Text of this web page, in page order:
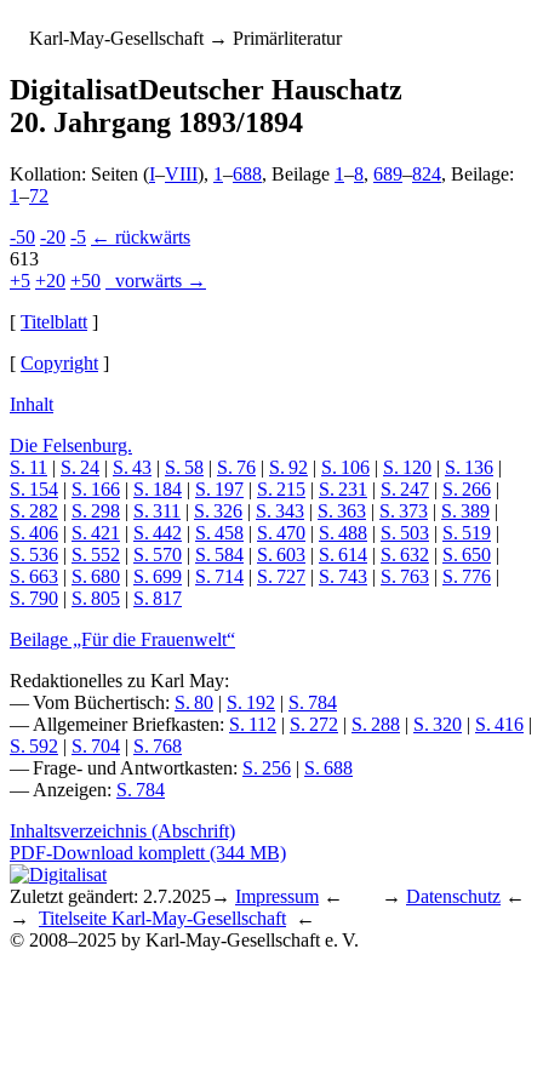
Karl-May-Gesellschaft → Primärliteratur
DigitalisatDeutscher Hauschatz
20. Jahrgang 1893/1894
Kollation: Seiten (I–VIII), 1–688, Beilage 1–8, 689–824, Beilage:
1–72
-50 -20 -5 ← rückwärts
613
+5 +20 +50
vorwärts →
[ Titelblatt ]
[ Copyright ]
Inhalt
Die Felsenburg.
S. 11 | S. 24 | S. 43 | S. 58 | S. 76 | S. 92 | S. 106 | S. 120 | S. 136 |
S. 154 | S. 166 | S. 184 | S. 197 | S. 215 | S. 231 | S. 247 | S. 266 |
S. 282 | S. 298 | S. 311 | S. 326 | S. 343 | S. 363 | S. 373 | S. 389 |
S. 406 | S. 421 | S. 442 | S. 458 | S. 470 | S. 488 | S. 503 | S. 519 |
S. 536 | S. 552 | S. 570 | S. 584 | S. 603 | S. 614 | S. 632 | S. 650 |
S. 663 | S. 680 | S. 699 | S. 714 | S. 727 | S. 743 | S. 763 | S. 776 |
S. 790 | S. 805 | S. 817
Beilage „Für die Frauenwelt“
Redaktionelles zu Karl May:
— Vom Büchertisch: S. 80 | S. 192 | S. 784
— Allgemeiner Briefkasten: S. 112 | S. 272 | S. 288 | S. 320 | S. 416 |
S. 592 | S. 704 | S. 768
— Frage- und Antwortkasten: S. 256 | S. 688
— Anzeigen: S. 784
Inhaltsverzeichnis (Abschrift)
PDF-Download komplett (344 MB)
Zuletzt geändert: 2.7.2025→ Impressum ← → Datenschutz ←
→ Titelseite Karl-May-Gesellschaft ←
© 2008–2025 by Karl-May-Gesellschaft e. V.